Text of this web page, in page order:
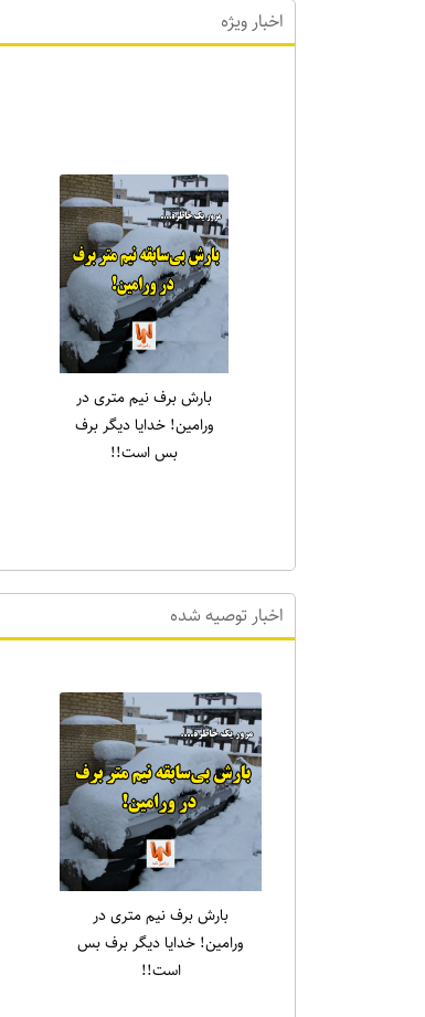
اخبار ویژه
یادواره شهدای قیام ۱۵
خرداد در حرم مطهر
امام‌زاده جعفر برگزار شد
اخبار توصیه شده
بارش برف نیم متری در
ورامین! خدایا دیگر برف بس
است!!